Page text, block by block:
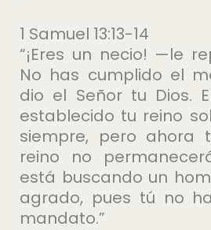
1 Samuel 13:13-14
“¡Eres un necio! —le
No has cumplido el
dio el Señor tu Dios.
establecido tu reino
siempre, pero ahora
reino no
está buscando un
agrado, pues tú no
mandato.”